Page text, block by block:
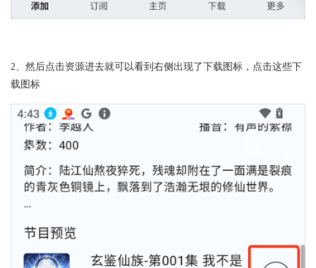
2、然后点击资源进去就可以看到右侧出现了下载图标，点击这些下
载图标